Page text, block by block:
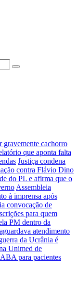
gravemente cachorro
que aponta falta
Justiça condena
contra Flávio Dino
do PL e afirma que o
Assembleia
à imprensa após
convocação de
para quem
PM dentro da
atendimento
da Ucrânia é
Unimed de
para pacientes